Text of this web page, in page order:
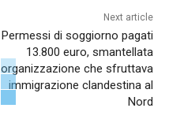
Next article
Permessi di soggiorno pagati
13.800 euro, smantellata
organizzazione che sfruttava
immigrazione clandestina al
Nord